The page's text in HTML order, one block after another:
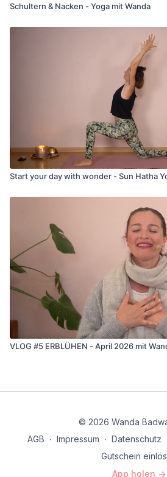
Schultern & Nacken - Yoga mit Wanda
Start your day with wonder - Sun Hatha
VLOG #5 ERBLÜHEN - April 2026 mit
© 2026 Wanda
AGB ∙ Impressum ∙ Datenschutz
Gutschein
App holen ->